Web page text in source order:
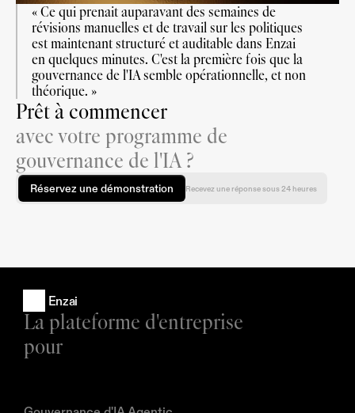
« Ce qui prenait auparavant des semaines de
révisions manuelles et de travail sur les politiques
est maintenant structuré et auditable dans Enzai
en quelques minutes. C'est la première fois que la
gouvernance de l'IA semble opérationnelle, et non
théorique. »
Prêt à commencer
avec votre programme de
gouvernance de l'IA ?
Réservez une démonstration Recevez une réponse sous 24 heures
Enzai
La plateforme d'entreprise
pour